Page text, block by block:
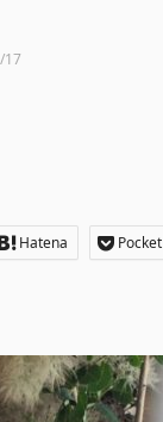
17
Hatena Pocket